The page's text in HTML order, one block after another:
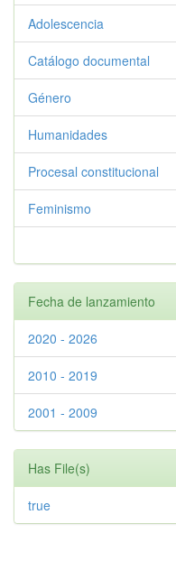
Adolescencia
Catálogo documental
Género
Humanidades
Procesal constitucional
Feminismo
Fecha de lanzamiento
2020 - 2026
2010 - 2019
2001 - 2009
Has File(s)
true